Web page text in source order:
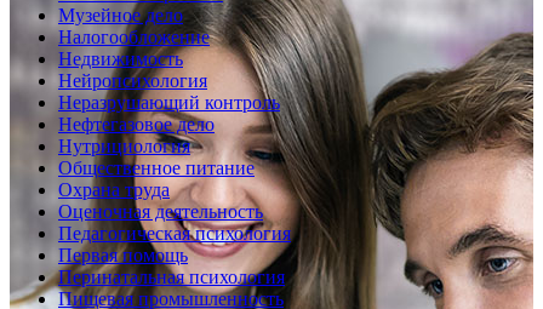
Музейное дело
Налогообложение
Недвижимость
Нейропсихология
Неразрушающий контроль
Нефтегазовое дело
Нутрициология
Общественное питание
Охрана труда
Оценочная деятельность
Педагогическая психология
Первая помощь
Перинатальная психология
Пищевая промышленность